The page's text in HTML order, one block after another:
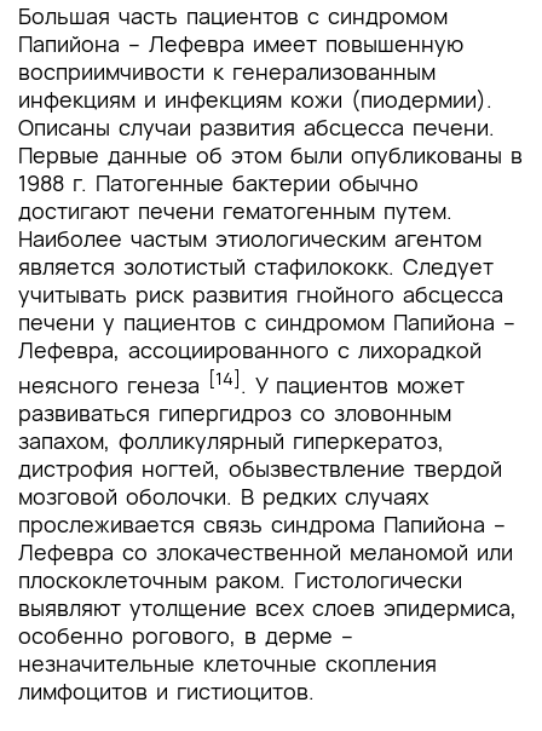
Большая часть пациентов с синдромом
Папийона – Лефевра имеет повышенную
восприимчивости к генерализованным
инфекциям и инфекциям кожи (пиодермии).
Описаны случаи развития абсцесса печени.
Первые данные об этом были опубликованы в
1988 г. Патогенные бактерии обычно
достигают печени гематогенным путем.
Наиболее частым этиологическим агентом
является золотистый стафилококк. Следует
учитывать риск развития гнойного абсцесса
печени у пациентов с синдромом Папийона –
Лефевра, ассоциированного с лихорадкой
неясного генеза [14]. У пациентов может
развиваться гипергидроз со зловонным
запахом, фолликулярный гиперкератоз,
дистрофия ногтей, обызвествление твердой
мозговой оболочки. В редких случаях
прослеживается связь синдрома Папийона –
Лефевра со злокачественной меланомой или
плоскоклеточным раком. Гистологически
выявляют утолщение всех слоев эпидермиса,
особенно рогового, в дерме –
незначительные клеточные скопления
лимфоцитов и гистиоцитов.